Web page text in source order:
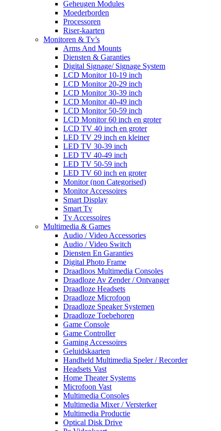
Geheugen Modules
Moederborden
Processoren
Riser-kaarten
Monitoren & Tv’s
Arms And Mounts
Diensten & Garanties
Digital Signage/ Signage System
LCD Monitor 10-19 inch
LCD Monitor 20-29 inch
LCD Monitor 30-39 inch
LCD Monitor 40-49 inch
LCD Monitor 50-59 inch
LCD Monitor 60 inch en groter
LCD TV 40 inch en groter
LED TV 29 inch en kleiner
LED TV 30-39 inch
LED TV 40-49 inch
LED TV 50-59 inch
LED TV 60 inch en groter
Monitor (non Categorised)
Monitor Accessoires
Smart Display
Smart Tv
Tv Accessoires
Multimedia & Games
Audio / Video Accessories
Audio / Video Switch
Diensten En Garanties
Digital Photo Frame
Draadloos Multimedia Consoles
Draadloze Av Zender / Ontvanger
Draadloze Headsets
Draadloze Microfoon
Draadloze Speaker Systemen
Draadloze Toebehoren
Game Console
Game Controller
Gaming Accessoires
Geluidskaarten
Handheld Multimedia Speler / Recorder
Headsets Vast
Home Theater Systems
Microfoon Vast
Multimedia Consoles
Multimedia Mixer / Versterker
Multimedia Productie
Optical Disk Drive